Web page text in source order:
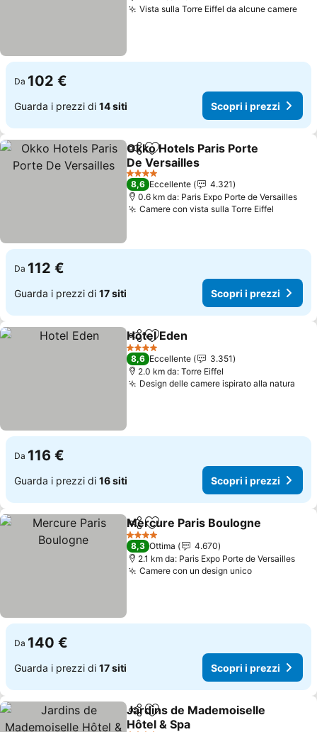
Vista sulla Torre Eiffel da alcune camere
Da 102 €
Guarda i prezzi di 14 siti Scopri i prezzi
CondividiAggiungi ai preferiti
Okko Hotels Paris Porte
De Versailles
4 Stelle
8,6 Eccellente
4.321
0.6 km da: Paris Expo Porte de Versailles
Camere con vista sulla Torre Eiffel
Da 112 €
Guarda i prezzi di 17 siti Scopri i prezzi
CondividiAggiungi ai preferiti
Hotel Eden
4 Stelle
8,6 Eccellente
3.351
2.0 km da: Torre Eiffel
Design delle camere ispirato alla natura
Da 116 €
Guarda i prezzi di 16 siti Scopri i prezzi
CondividiAggiungi ai preferiti
Mercure Paris Boulogne
4 Stelle
8,3 Ottima
4.670
2.1 km da: Paris Expo Porte de Versailles
Camere con un design unico
Da 140 €
Guarda i prezzi di 17 siti Scopri i prezzi
CondividiAggiungi ai preferiti
Jardins de Mademoiselle
Hôtel & Spa